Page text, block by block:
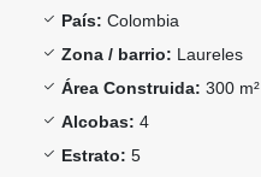
País: Colombia
Zona / barrio: Laureles
Área Construida: 300 m²
Alcobas: 4
Estrato: 5